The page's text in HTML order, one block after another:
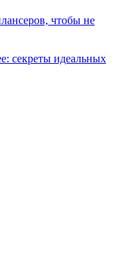
чтобы не
секреты идеальных